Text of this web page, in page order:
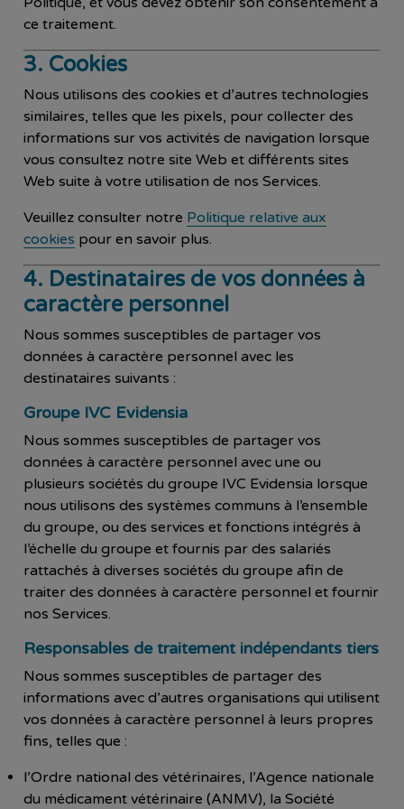
ce traitement.
3. Cookies
Nous utilisons des cookies et d’autres technologies
similaires, telles que les pixels, pour collecter des
informations sur vos activités de navigation lorsque
vous consultez notre site Web et différents sites
Web suite à votre utilisation de nos Services.
Veuillez consulter notre Politique relative aux
cookies pour en savoir plus.
4. Destinataires de vos données à
caractère personnel
Nous sommes susceptibles de partager vos
données à caractère personnel avec les
destinataires suivants :
Groupe IVC Evidensia
Nous sommes susceptibles de partager vos
données à caractère personnel avec une ou
plusieurs sociétés du groupe IVC Evidensia lorsque
nous utilisons des systèmes communs à l’ensemble
du groupe, ou des services et fonctions intégrés à
l’échelle du groupe et fournis par des salariés
rattachés à diverses sociétés du groupe afin de
traiter des données à caractère personnel et fournir
nos Services.
Responsables de traitement indépendants tiers
Nous sommes susceptibles de partager des
informations avec d’autres organisations qui utilisent
vos données à caractère personnel à leurs propres
fins, telles que :
l’Ordre national des vétérinaires, l’Agence nationale
du médicament vétérinaire (ANMV), la Société